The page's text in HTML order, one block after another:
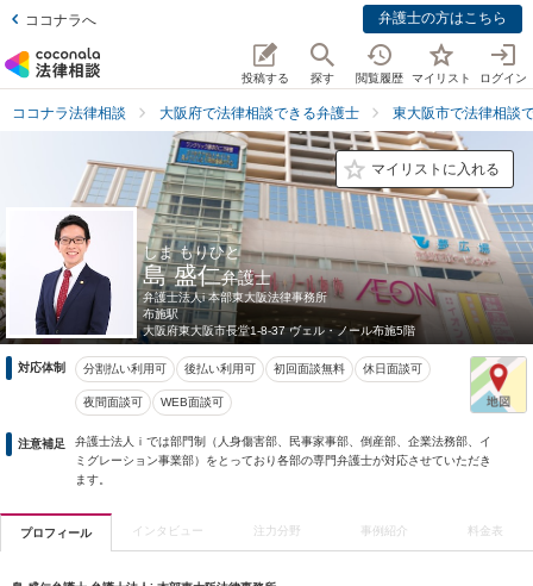
ココナラへ 弁護士の方はこちら
投稿する 探す 閲覧履歴 マイリスト ログイン
ココナラ法律相談 大阪府で法律相談できる弁護士 東大阪市で法律相談
マイリストに入れる
しま もりひと
島 盛仁弁護士
弁護士法人i 本部東大阪法律事務所
布施駅
大阪府東大阪市長堂1-8-37 ヴェル・ノール布施5階
対応体制 分割払い利用可 後払い利用可 初回面談無料 休日面談可
夜間面談可 WEB面談可
注意補足
弁護士法人ｉでは部門制（人身傷害部、民事家事部、倒産部、企業法務部、イ
ミグレーション事業部）をとっており各部の専門弁護士が対応させていただき
ます。
プロフィール インタビュー 注力分野 事例紹介 料金表